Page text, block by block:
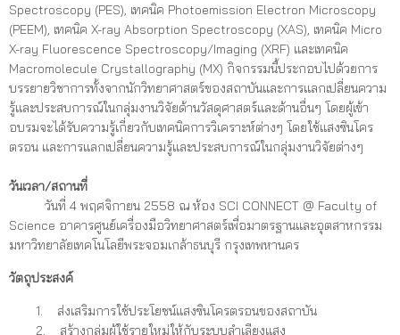
Spectroscopy (PES), เทคนิค Photoemission Electron Microscopy
(PEEM), เทคนิค X-ray Absorption Spectroscopy (XAS), เทคนิค Micro
X-ray Fluorescence Spectroscopy/Imaging (XRF) และเทคนิค
Macromolecule Crystallography (MX) กิจกรรมนี้ประกอบไปด้วยการ
บรรยายวิชาการทั้งจากนักวิทยาศาสตร์ของสถาบันและการแลกเปลี่ยนความ
รู้และประสบการณ์ในกลุ่มงานวิจัยด้านวัสดุศาสตร์และด้านอื่นๆ โดยผู้เข้า
อบรมจะได้รับความรู้เกี่ยวกับเทคนิคการวิเคราะห์ต่างๆ โดยใช้แสงซินโคร
ตรอน และการแลกเปลี่ยนความรู้และประสบการณ์ในกลุ่มงานวิจัยต่างๆ
วันเวลา/สถานที่
วันที่ 4 พฤศจิกายน 2558 ณ ห้อง SCI CONNECT @ Faculty of
Science อาคารศูนย์เครื่องมือวิทยาศาสตร์เพื่อมาตรฐานและอุตสาหกรรม
มหาวิทยาลัยเทคโนโลยีพระจอมเกล้าธนบุรี กรุงเทพหานคร
วัตถุประสงค์
1. ส่งเสริมการใช้ประโยชน์แสงซินโครตรอนของสถาบัน
2. สร้างกลุ่มผู้ใช้รายใหม่ให้กับระบบลำเลียงแสง